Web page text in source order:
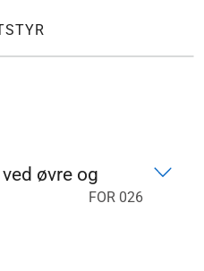
øvre og
FOR 026